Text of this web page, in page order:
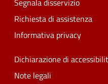
Segnala disservizio
Richiesta di assistenza
Informativa privacy
Dichiarazione di
Note legali